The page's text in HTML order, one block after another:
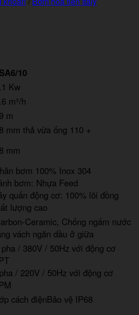
10
Kw
m³/h
m
mm thả vừa ống 110 +
mm
bơm 100% Inox 304
bơm: Nhựa Feed
quấn động cơ: 100% lõi đồng
lượng cao
Ceramic, Chống ngấm nước
vách ngăn dầu ở giữa
/ 380V / 50Hz với động cơ
/ 220V / 50Hz với động cơ
cách điệnBảo vệ IP68